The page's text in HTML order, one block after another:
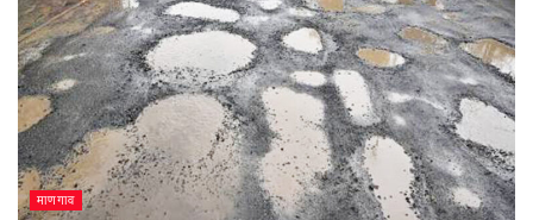
माणगाव